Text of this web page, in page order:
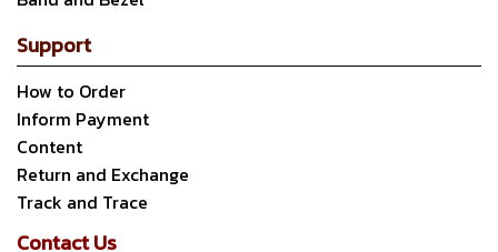
Support
How to Order
Inform Payment
Content
Return and Exchange
Track and Trace
Contact Us